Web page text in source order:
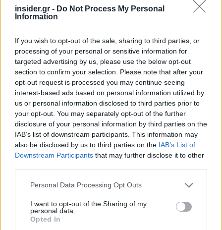
insider.gr - Do Not Process My Personal
Information
If you wish to opt-out of the sale, sharing to third parties, or
processing of your personal or sensitive information for
targeted advertising by us, please use the below opt-out
section to confirm your selection. Please note that after your
opt-out request is processed you may continue seeing
interest-based ads based on personal information utilized by
us or personal information disclosed to third parties prior to
your opt-out. You may separately opt-out of the further
disclosure of your personal information by third parties on the
IAB’s list of downstream participants. This information may
also be disclosed by us to third parties on the IAB’s List of
Downstream Participants that may further disclose it to other
Please note that this website/app uses one or more Google
not limited to your visit or usage behaviour. You may click to
grant or deny consent to Google and its third-party tags to
use your data for below specified purposes in below Google
Personal Data Processing Opt Outs
I want to opt-out of the Sharing of my
personal data.
Opted In
27-02-2026 10:50
στέγαση και ICE
04-01-2026 10:53
Μαμντάνι: Ο δήμαρχος
Νέας Υόρκης
καταδικάζει τη
στρατιωτική επίθεση
των ΗΠΑ στη
Βενεζουέλα
02-01-2026 10:51
Ο δήμαρχος της Νέας
Υόρκης υποσχέθηκε να
προεκλογικές του